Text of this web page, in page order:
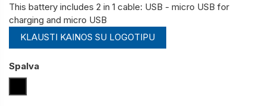
This battery includes 2 in 1 cable: USB - micro USB for
charging and micro USB
KLAUSTI KAINOS SU LOGOTIPU
Spalva